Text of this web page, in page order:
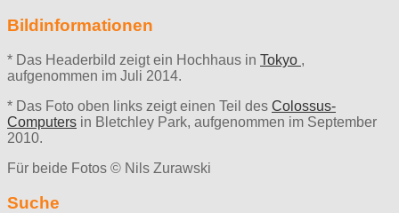
Bildinformationen
* Das Headerbild zeigt ein Hochhaus in Tokyo ,
aufgenommen im Juli 2014.
* Das Foto oben links zeigt einen Teil des Colossus-
Computers in Bletchley Park, aufgenommen im September
2010.
Für beide Fotos © Nils Zurawski
Suche